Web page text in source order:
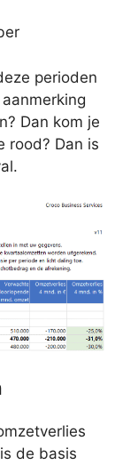
perioden
Dan kom je
rood? Dan is
de basis